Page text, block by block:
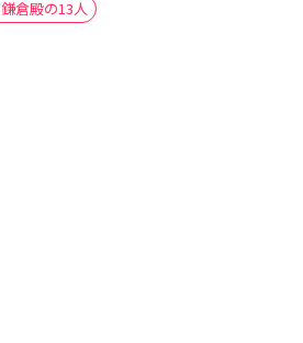
鎌倉殿の13人